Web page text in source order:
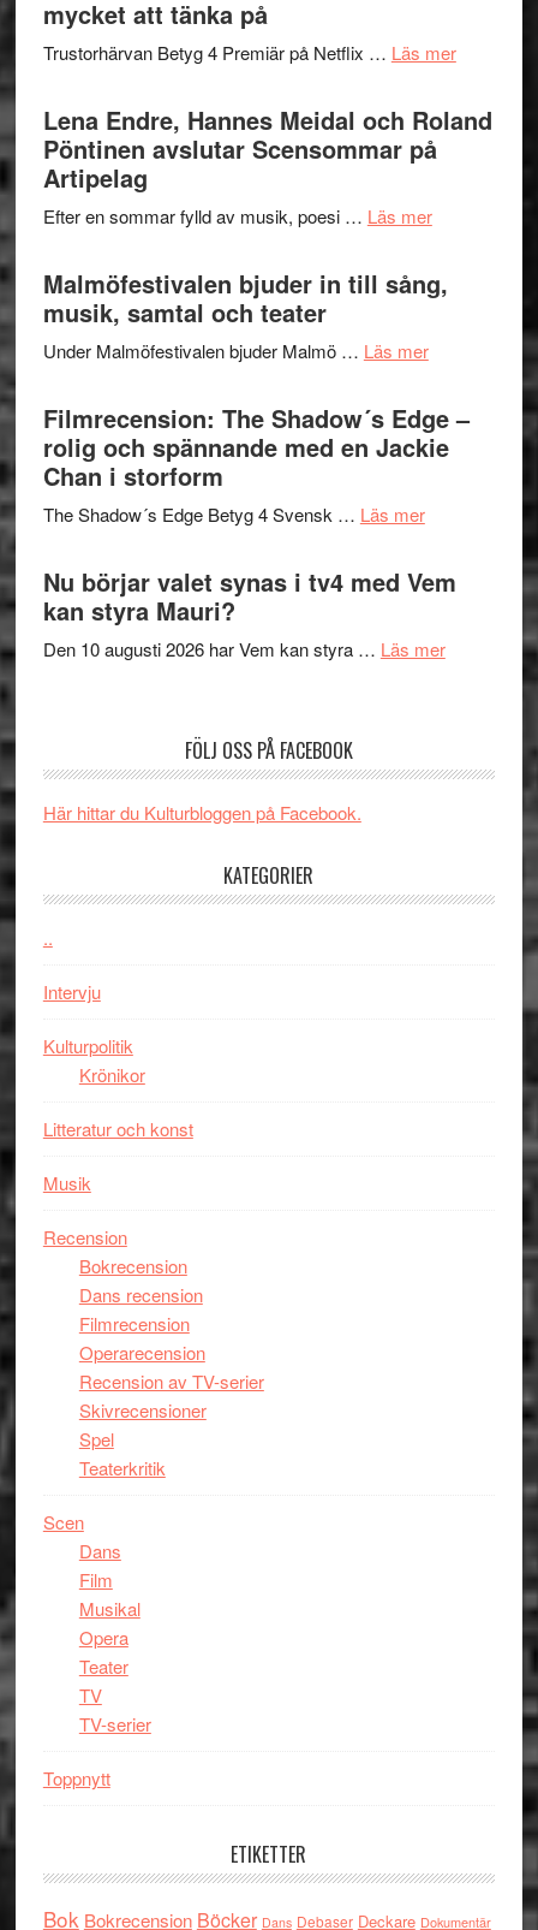
–
Delvis
bortom
terräng
mycket att tänka på
Trustorhärvan Betyg 4 Premiär på Netflix … Läs merom
–
Lena Endre, Hannes Meidal och Roland
Pöntinen avslutar Scensommar på
Artipelag
Efter en sommar fylld av musik, poesi … Läs merom
Hannes
Pöntinen
avslutar
Malmöfestivalen bjuder in till sång,
musik, samtal och teater
Under Malmöfestivalen bjuder Malmö … Läs merom
in
till
och
Filmrecension: The Shadow´s Edge –
rolig och spännande med en Jackie
Chan i storform
The Shadow´s Edge Betyg 4 Svensk … Läs merom
Shadow
Edge
spännande
Nu börjar valet synas i tv4 med Vem
kan styra Mauri?
Den 10 augusti 2026 har Vem kan styra … Läs merom
kan
FÖLJ OSS PÅ FACEBOOK
Här hittar du Kulturbloggen på Facebook.
KATEGORIER
..
Intervju
Kulturpolitik
Krönikor
Litteratur och konst
Musik
Recension
Bokrecension
Dans recension
Filmrecension
Operarecension
Recension av TV-serier
Skivrecensioner
Spel
Teaterkritik
Scen
Dans
Film
Musikal
Opera
Teater
TV
TV-serier
Toppnytt
ETIKETTER
Bok Bokrecension Böcker Dans Debaser Deckare Dokumentär